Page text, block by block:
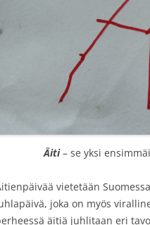
Äiti– se yksi
vietetään
joka on myös
äitiä juhlitaan eri